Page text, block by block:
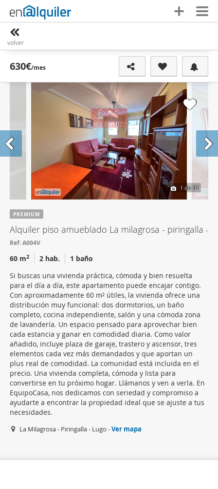
volver
630€/mes
1 de 13
PREMIUM
Alquiler piso amueblado La milagrosa - piringalla
Ref: A004V
60 m2 2 hab.
1 baño
Si buscas una vivienda práctica, cómoda y bien resuelta
para el día a día, este apartamento puede encajar contigo.
Con aproximadamente 60 m² útiles, la vivienda ofrece una
distribución muy funcional: dos dormitorios, un baño
completo, cocina independiente, salón y una cómoda zona
de lavandería. Un espacio pensado para aprovechar bien
cada estancia y ganar en comodidad diaria. Como valor
añadido, incluye plaza de garaje, trastero y ascensor, tres
elementos cada vez más demandados y que aportan un
plus real de comodidad. La comunidad está incluida en el
precio. Una vivienda completa, cómoda y lista para
convertirse en tu próximo hogar. Llámanos y ven a verla. En
EquipoCasa, nos dedicamos con seriedad y compromiso a
ayudarte a encontrar la propiedad ideal que se ajuste a tus
necesidades.
La Milagrosa - Piringalla - Lugo -Ver mapa